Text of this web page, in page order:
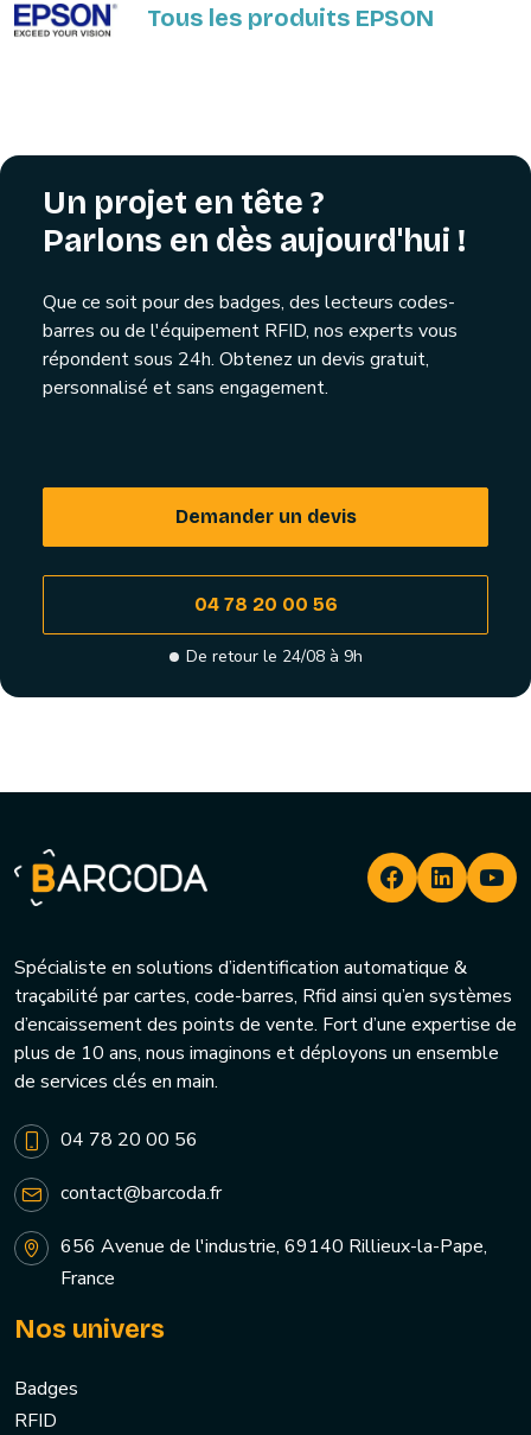
Tous les produits EPSON
Un projet en tête ?
Parlons en dès aujourd'hui !
Que ce soit pour des badges, des lecteurs codes-
barres ou de l'équipement RFID, nos experts vous
répondent sous 24h. Obtenez un devis gratuit,
personnalisé et sans engagement.
Demander un devis
04 78 20 00 56
De retour le 24/08 à 9h
Spécialiste en solutions d’identification automatique &
traçabilité par cartes, code-barres, Rfid ainsi qu’en systèmes
d’encaissement des points de vente. Fort d’une expertise de
plus de 10 ans, nous imaginons et déployons un ensemble
de services clés en main.
04 78 20 00 56
contact@barcoda.fr
656 Avenue de l'industrie, 69140 Rillieux-la-Pape,
France
Nos univers
Badges
RFID